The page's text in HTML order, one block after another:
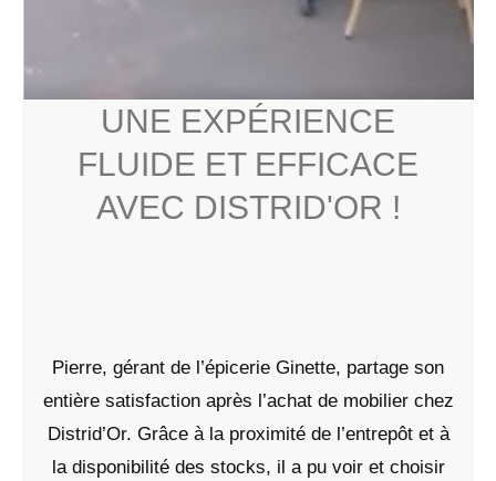
UNE EXPÉRIENCE
FLUIDE ET EFFICACE
AVEC DISTRID'OR !
Pierre, gérant de l’épicerie Ginette, partage son
entière satisfaction après l’achat de mobilier chez
Distrid’Or. Grâce à la proximité de l’entrepôt et à
la disponibilité des stocks, il a pu voir et choisir